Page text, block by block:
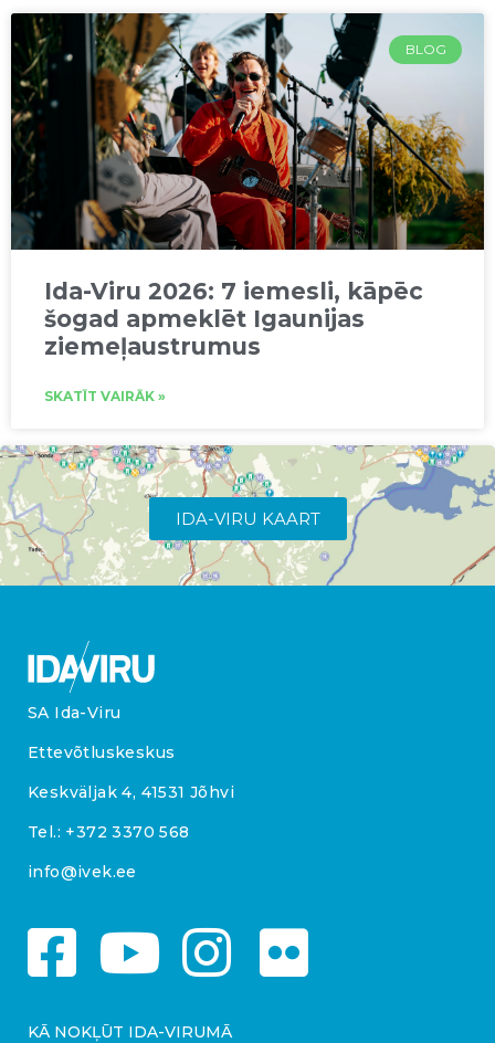
BLOG
Ida-Viru 2026: 7 iemesli, kāpēc
šogad apmeklēt Igaunijas
ziemeļaustrumus
SKATĪT VAIRĀK »
IDA-VIRU KAART
SA Ida-Viru
Ettevõtluskeskus
Keskväljak 4, 41531 Jõhvi
Tel.: +372 3370 568
info@ivek.ee
KĀ NOKĻŪT IDA-VIRUMĀ